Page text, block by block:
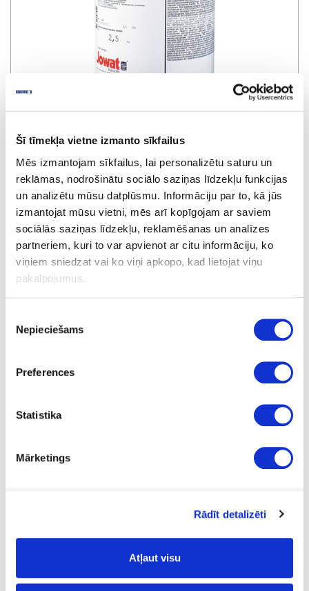
Šī tīmekļa vietne izmanto sīkfailus
Mēs izmantojam sīkfailus, lai personalizētu saturu un
reklāmas, nodrošinātu sociālo saziņas līdzekļu funkcijas
un analizētu mūsu datplūsmu. Informāciju par to, kā jūs
izmantojat mūsu vietni, mēs arī kopīgojam ar saviem
sociālās saziņas līdzekļu, reklamēšanas un analīzes
partneriem, kuri to var apvienot ar citu informāciju, ko
viņiem sniedzat vai ko viņi apkopo, kad lietojat viņu
pakalpojumus.
izvēle
Nepieciešams
Preferences
Statistika
Mārketings
Rādīt detalizēti
Atļaut visu
Hotmelt PUR adhesive in cartridge with
aluminium foil JOWATHERM 607.40
Safety data sheet
Tehnical data sheet
Print
Hotmelt PUR adhesive in cartridge
with aluminium foil JOWATHERM
130-150
12.02